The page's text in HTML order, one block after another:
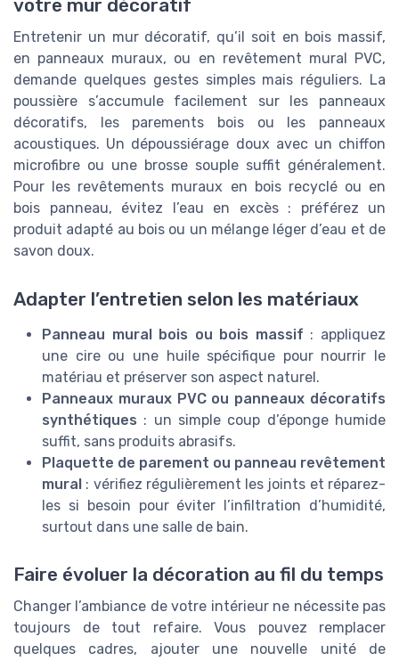
votre mur décoratif
Entretenir un mur décoratif, qu’il soit en bois massif,
en panneaux muraux, ou en revêtement mural PVC,
demande quelques gestes simples mais réguliers. La
poussière s’accumule facilement sur les panneaux
décoratifs, les parements bois ou les panneaux
acoustiques. Un dépoussiérage doux avec un chiffon
microfibre ou une brosse souple suffit généralement.
Pour les revêtements muraux en bois recyclé ou en
bois panneau, évitez l’eau en excès : préférez un
produit adapté au bois ou un mélange léger d’eau et de
savon doux.
Adapter l’entretien selon les matériaux
Panneau mural bois ou bois massif : appliquez
une cire ou une huile spécifique pour nourrir le
matériau et préserver son aspect naturel.
Panneaux muraux PVC ou panneaux décoratifs
synthétiques : un simple coup d’éponge humide
suffit, sans produits abrasifs.
Plaquette de parement ou panneau revêtement
mural : vérifiez régulièrement les joints et réparez-
les si besoin pour éviter l’infiltration d’humidité,
surtout dans une salle de bain.
Faire évoluer la décoration au fil du temps
Changer l’ambiance de votre intérieur ne nécessite pas
toujours de tout refaire. Vous pouvez remplacer
quelques cadres, ajouter une nouvelle unité de